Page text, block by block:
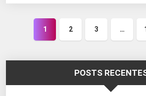
1 2 3 …
POSTS